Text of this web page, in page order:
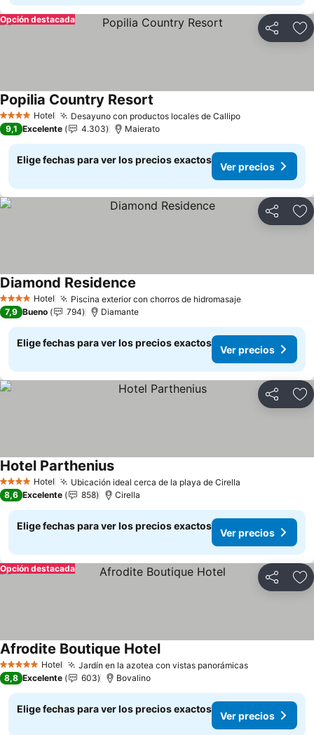
Compartir
Opción destacada
4 EstrellasHotel Desayuno con productos locales de Callipo
Popilia Country Resort
9,1 Excelente 4.303 Maierato
Elige fechas para ver los precios exactos
Ver precios
Compartir
4 EstrellasHotel Piscina exterior con chorros de hidromasaje
Diamond Residence
7,9 Bueno 794 Diamante
Elige fechas para ver los precios exactos
Ver precios
Compartir
4 EstrellasHotel Ubicación ideal cerca de la playa de Cirella
Hotel Parthenius
8,6 Excelente 858 Cirella
Elige fechas para ver los precios exactos
Ver precios
Compartir
Opción destacada
5 Estrellas Hotel Jardín en la azotea con vistas panorámicas
Afrodite Boutique Hotel
8,8 Excelente 603 Bovalino
Elige fechas para ver los precios exactos
Ver precios